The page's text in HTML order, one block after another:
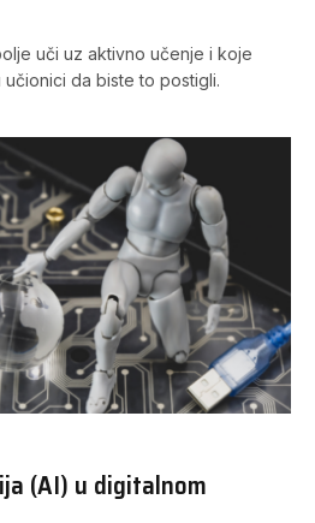
uči uz aktivno učenje i koje
da biste to postigli.
(AI) u digitalnom